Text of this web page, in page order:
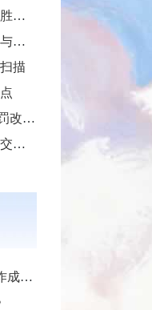
30天终极博弈：联赛收官与世预赛序曲的决胜交汇
**48强时代：2026世界杯淘汰赛的签位棋局与战略推演**
描
红牌争议引爆赛场：2026世界杯1/16决赛判罚改写战局
跨区空运枢纽重构：2026世界杯北美赛场的交通协同与效能优化方案
规